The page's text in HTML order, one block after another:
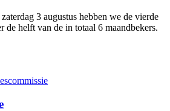
3 augustus hebben we de vierde
de helft van de in totaal 6 maandbekers.